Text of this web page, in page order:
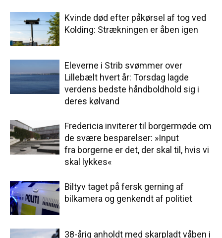
Kvinde død efter påkørsel af tog ved
Kolding: Strækningen er åben igen
Eleverne i Strib svømmer over
Lillebælt hvert år: Torsdag lagde
verdens bedste håndboldhold sig i
deres kølvand
Fredericia inviterer til borgermøde om
de svære besparelser: »Input
fra borgerne er det, der skal til, hvis vi
skal lykkes«
Biltyv taget på fersk gerning af
bilkamera og genkendt af politiet
38-årig anholdt med skarpladt våben i